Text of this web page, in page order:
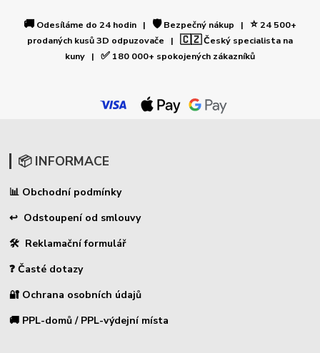
🚚 Odesíláme do 24 hodin | 🛡️Bezpečný nákup | ⭐24 500+
prodaných kusů 3D odpuzovače | 🇨🇿Český specialista na
kuny | ✅ 180 000+ spokojených zákazníků
📦 INFORMACE
📊 Obchodní podmínky
↩ Odstoupení od smlouvy
🛠 Reklamační formulář
❓ Časté dotazy
🔐 Ochrana osobních údajů
🚚 PPL-domů / PPL-výdejní místa